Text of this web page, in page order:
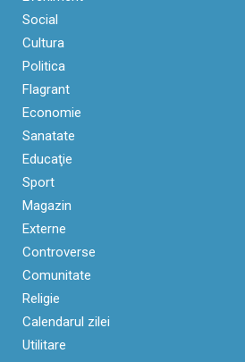
Social
Cultura
Politica
Flagrant
Economie
Sanatate
Educaţie
Sport
Magazin
Externe
Controverse
Comunitate
Religie
Calendarul zilei
Utilitare